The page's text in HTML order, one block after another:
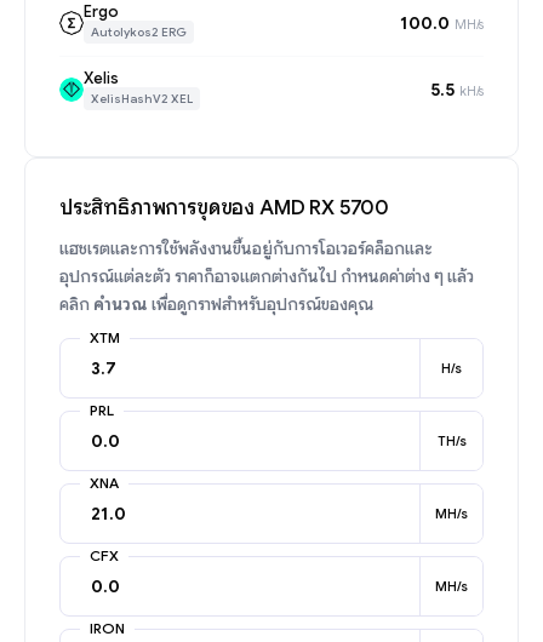
Ergo
Autolykos2 ERG 100.0 MH/s
Xelis
XelisHashV2 XEL 5.5 kH/s
ประสิทธิภาพการขุดของ AMD RX 5700
แฮชเรตและการใช้พลังงานขึ้นอยู่กับการโอเวอร์คล็อกและ
อุปกรณ์แต่ละตัว ราคาก็อาจแตกต่างกันไป กำหนดค่าต่าง ๆ แล้ว
คลิก คำนวณ เพื่อดูกราฟสำหรับอุปกรณ์ของคุณ
XTM
H/s
PRL
TH/s
XNA
MH/s
CFX
MH/s
IRON